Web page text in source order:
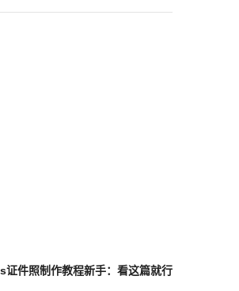
证件照制作教程新手：看这篇就行